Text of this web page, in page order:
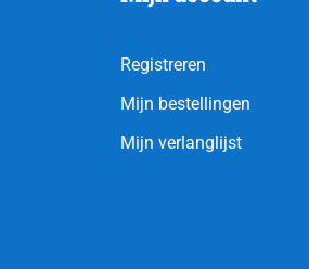
Registreren
Mijn bestellingen
Mijn verlanglijst